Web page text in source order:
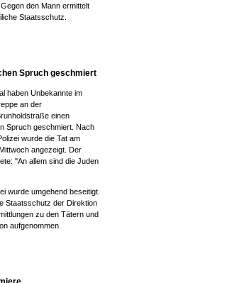
den Mann ermittelt
Staatsschutz.
Spruch geschmiert
haben Unbekannte im
an der
einen
Spruch geschmiert. Nach
wurde die Tat am
angezeigt. Der
"An allem sind die Juden
wurde umgehend beseitigt.
Staatsschutz der Direktion
zu den Tätern und
aufgenommen.